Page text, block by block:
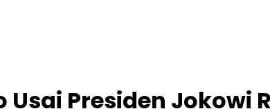
Presiden Jokowi